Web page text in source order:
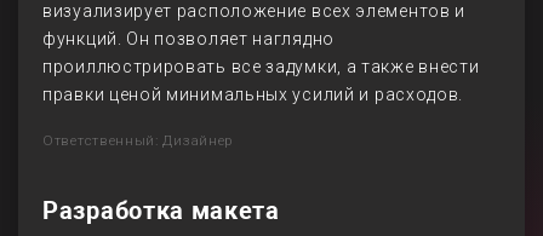
визуализирует расположение всех элементов и
функций. Он позволяет наглядно
проиллюстрировать все задумки, а также внести
правки ценой минимальных усилий и расходов.
Ответственный: Дизайнер
Разработка макета